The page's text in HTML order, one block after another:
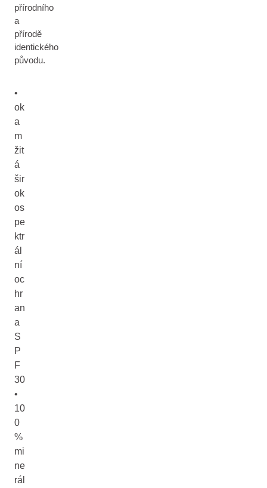
přírodního
a
přírodě
identického
původu.
•
ok
a
m
žit
á
šir
ok
os
pe
ktr
ál
ní
oc
hr
an
a
S
P
F
30
•
10
0
%
mi
ne
rál